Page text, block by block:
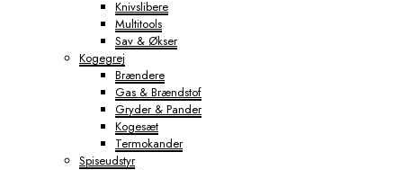
Knivslibere
Multitools
Sav & Økser
Kogegrej
Brændere
Gas & Brændstof
Gryder & Pander
Kogesæt
Termokander
Spiseudstyr